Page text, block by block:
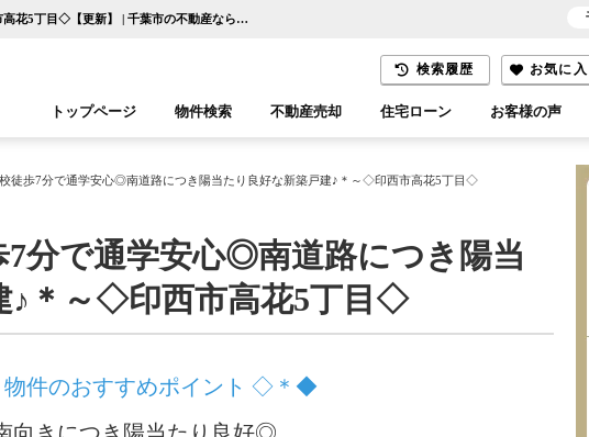
～＊小・中学校徒歩7分で通学安心◎南道路につき陽当たり良好な新築戸建♪＊～◇印西市高花5丁目◇【更新】 | 千葉市の不動産ならセンチュリー21千葉リアルティー
検索履歴 お気に入
トップページ 物件検索
千葉エリア 木更津エリア
不動産売却 住宅ローン お客様の声
徒歩7分で通学安心◎南道路につき陽当たり良好な新築戸建♪＊～◇印西市高花5丁目◇
7分で通学安心◎南道路につき陽当
♪＊～◇印西市高花5丁目◇
件のおすすめポイント ◇＊◆